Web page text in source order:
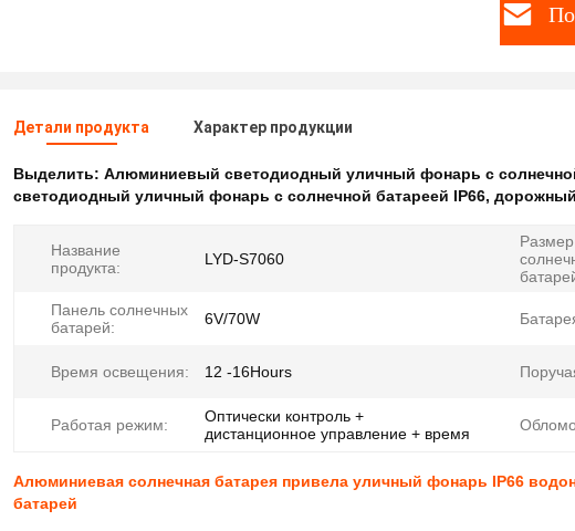
Детали продукта Характер продукции
Выделить: Алюминиевый светодиодный уличный фонарь с
светодиодный уличный фонарь с солнечной батареей IP66,
Название
продукта:
LYD-S7060
Панель солнечных
батарей:
6V/70W
Время освещения: 12 -16Hours
Работая режим:
Оптически контроль +
дистанционное управление + время
Алюминиевая солнечная батарея привела уличный фонарь IP66
батарей